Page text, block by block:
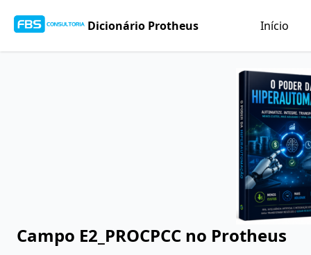
Dicionário Protheus Início
Campo E2_PROCPCC no Protheus